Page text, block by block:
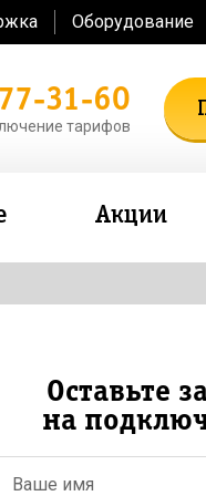
Оборудование
31-60
тарифов
Акции
Оставьте
на